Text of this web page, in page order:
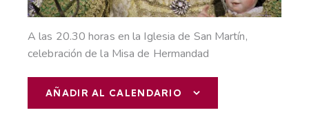
A las 20.30 horas en la Iglesia de San Martín,
celebración de la Misa de Hermandad
AÑADIR AL CALENDARIO